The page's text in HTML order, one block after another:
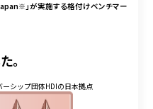
※ 」が実施する格付けベンチマー
。
シップ団体HDIの日本拠点